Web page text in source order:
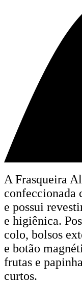
A Frasqueira
confeccionada
e possui
e higiênica.
colo, bolsos
e botão
frutas e
curtos.